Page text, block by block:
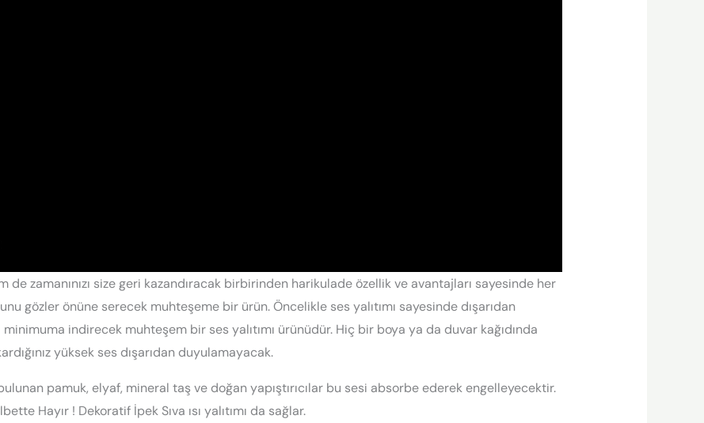
de zamanınızı size geri kazandıracak birbirinden harikulade özellik ve avantajları sayesinde her
gözler önüne serecek muhteşeme bir ürün. Öncelikle ses yalıtımı sayesinde dışarıdan
indirecek muhteşem bir ses yalıtımı ürünüdür. Hiç bir boya ya da duvar kağıdında
yüksek ses dışarıdan duyulamayacak.
pamuk, elyaf, mineral taş ve doğan yapıştırıcılar bu sesi absorbe ederek engelleyecektir.
Hayır ! Dekoratif İpek Sıva ısı yalıtımı da sağlar.